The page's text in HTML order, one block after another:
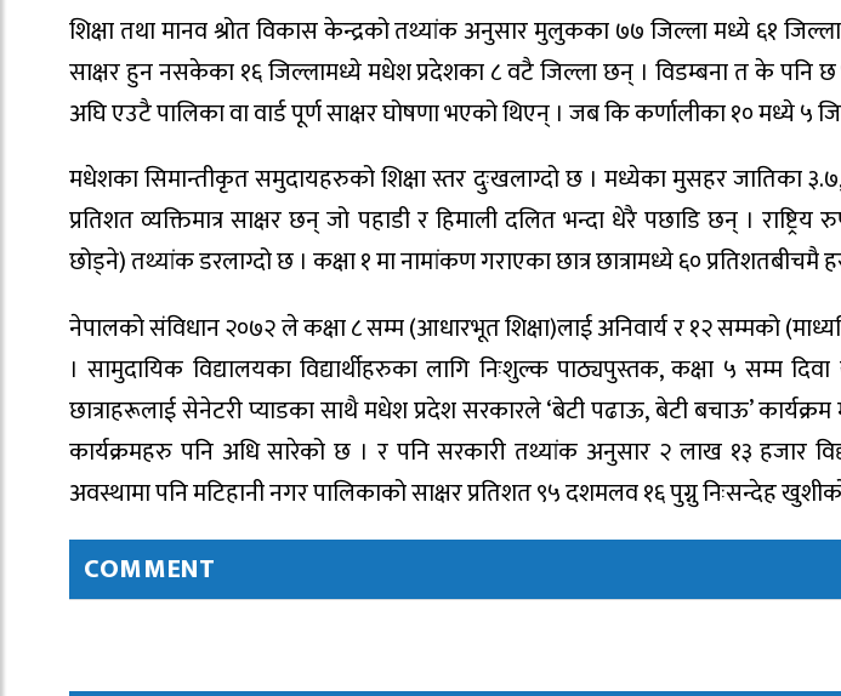
शिक्षा तथा मानव श्रोत विकास केन्द्रको तथ्यांक अनुसार मुलुकका ७७ जिल्ला मध्ये ६१
साक्षर हुन नसकेका १६ जिल्लामध्ये मधेश प्रदेशका ८ वटै जिल्ला छन् । विडम्बना त के पनि
अघि एउटै पालिका वा वार्ड पूर्ण साक्षर घोषणा भएको थिएन् । जब कि कर्णालीका १० मध्ये ५
मधेशका सिमान्तीकृत समुदायहरुको शिक्षा स्तर दुःखलाग्दो छ । मध्येका मुसहर जातिका
प्रतिशत व्यक्तिमात्र साक्षर छन् जो पहाडी र हिमाली दलित भन्दा धेरै पछाडि छन् ।
छोड्ने) तथ्यांक डरलाग्दो छ । कक्षा १ मा नामांकण गराएका छात्र छात्रामध्ये ६० प्रतिशतबीचमै
नेपालको संविधान २०७२ ले कक्षा ८ सम्म (आधारभूत शिक्षा)लाई अनिवार्य र १२ सम्मको
। सामुदायिक विद्यालयका विद्यार्थीहरुका लागि निःशुल्क पाठ्यपुस्तक, कक्षा ५ सम्म दिवा
छात्राहरूलाई सेनेटरी प्याडका साथै मधेश प्रदेश सरकारले ‘बेटी पढाऊ, बेटी बचाऊ’
कार्यक्रमहरु पनि अधि सारेको छ । र पनि सरकारी तथ्यांक अनुसार २ लाख १३ हजार
अवस्थामा पनि मटिहानी नगर पालिकाको साक्षर प्रतिशत ९५ दशमलव १६ पुग्नु निःसन्देह
COMMENT